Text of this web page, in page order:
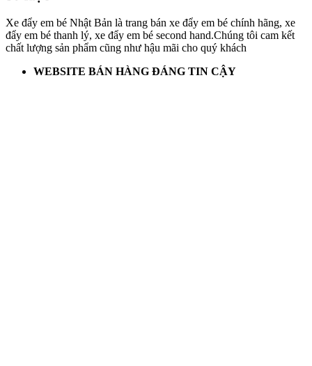
Xe đẩy em bé Nhật Bản là trang bán xe đẩy em bé chính hãng, xe
đẩy em bé thanh lý, xe đẩy em bé second hand.Chúng tôi cam kết
chất lượng sản phẩm cũng như hậu mãi cho quý khách
WEBSITE BÁN HÀNG ĐÁNG TIN CẬY